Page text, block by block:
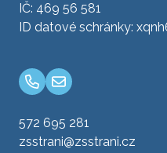
IČ: 469 56 581
ID datové schránky:
572 695 281
zsstrani@zsstrani.cz